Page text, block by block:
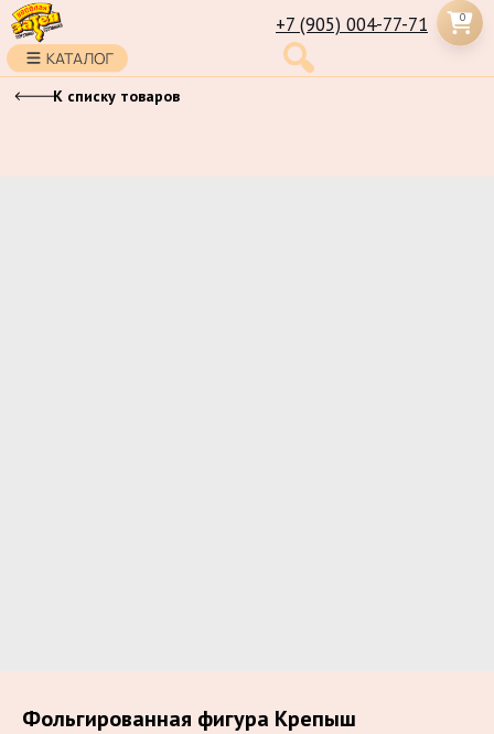
0
+7 (905) 004-77-71
К списку товаров
Фольгированная фигура Крепыш